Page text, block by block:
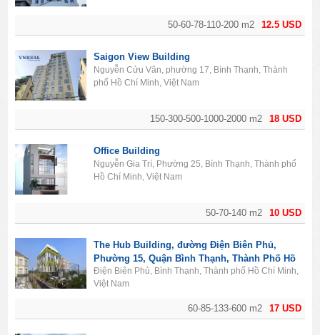
12.5 USD
50-60-78-110-200 m2
18 USD
150-300-500-1000-2000 m2
Saigon View Building
Nguyễn Cửu Vân, phường 17, Bình Thạnh, Thành
phố Hồ Chí Minh, Việt Nam
10 USD
50-70-140 m2
Office Building
Nguyễn Gia Trí, Phường 25, Bình Thạnh, Thành phố
Hồ Chí Minh, Việt Nam
17 USD
60-85-133-600 m2
The Hub Building, đường Điện Biên Phủ,
Phường 15, Quận Bình Thạnh, Thành Phố Hồ
Chí Minh
Điện Biên Phủ, Bình Thạnh, Thành phố Hồ Chí Minh,
Việt Nam